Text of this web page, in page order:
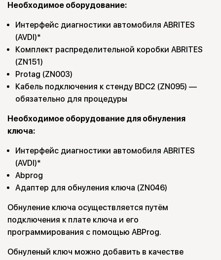
Необходимое оборудование:
Интерфейс диагностики автомобиля ABRITES
(AVDI)*
Комплект распределительной коробки ABRITES
(ZN151)
Protag (ZN003)
Кабель подключения к стенду BDC2 (ZN095) —
обязательно для процедуры
Необходимое оборудование для обнуления
ключа:
Интерфейс диагностики автомобиля ABRITES
(AVDI)*
Abprog
Адаптер для обнуления ключа (ZN046)
Обнуление ключа осуществляется путём
подключения к плате ключа и его
программирования с помощью ABProg.
Обнуленый ключ можно добавить в качестве